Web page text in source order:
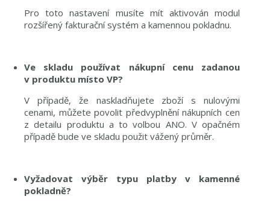
Pro toto nastavení musíte mít aktivován modul
rozšířený fakturační systém a kamennou pokladnu.
Ve skladu používat nákupní cenu zadanou
v produktu místo VP?
V případě, že naskladňujete zboží s nulovými
cenami, můžete povolit předvyplnění nákupních cen
z detailu produktu a to volbou ANO. V opačném
případě bude ve skladu použit vážený průměr.
Vyžadovat výběr typu platby v kamenné
pokladně?